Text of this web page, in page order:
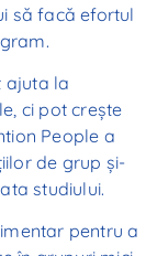
să facă efortul
ajuta la
ci pot crește
People a
de grup și-
studiului.
pentru a